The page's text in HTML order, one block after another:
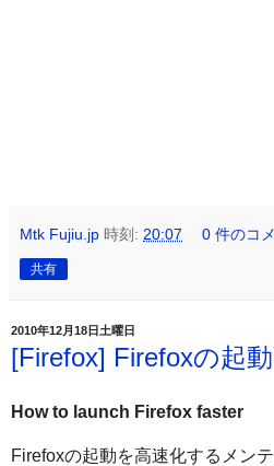
Mtk Fujiu.jp 時刻: 20:07 0 件のコ
共有
2010年12月18日土曜日
[Firefox] Firefoxの起
How to launch Firefox faster
Firefoxの起動を高速化するメン